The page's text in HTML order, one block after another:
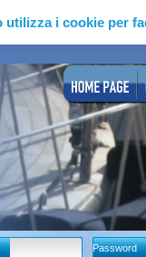
utilizza i cookie per
Password